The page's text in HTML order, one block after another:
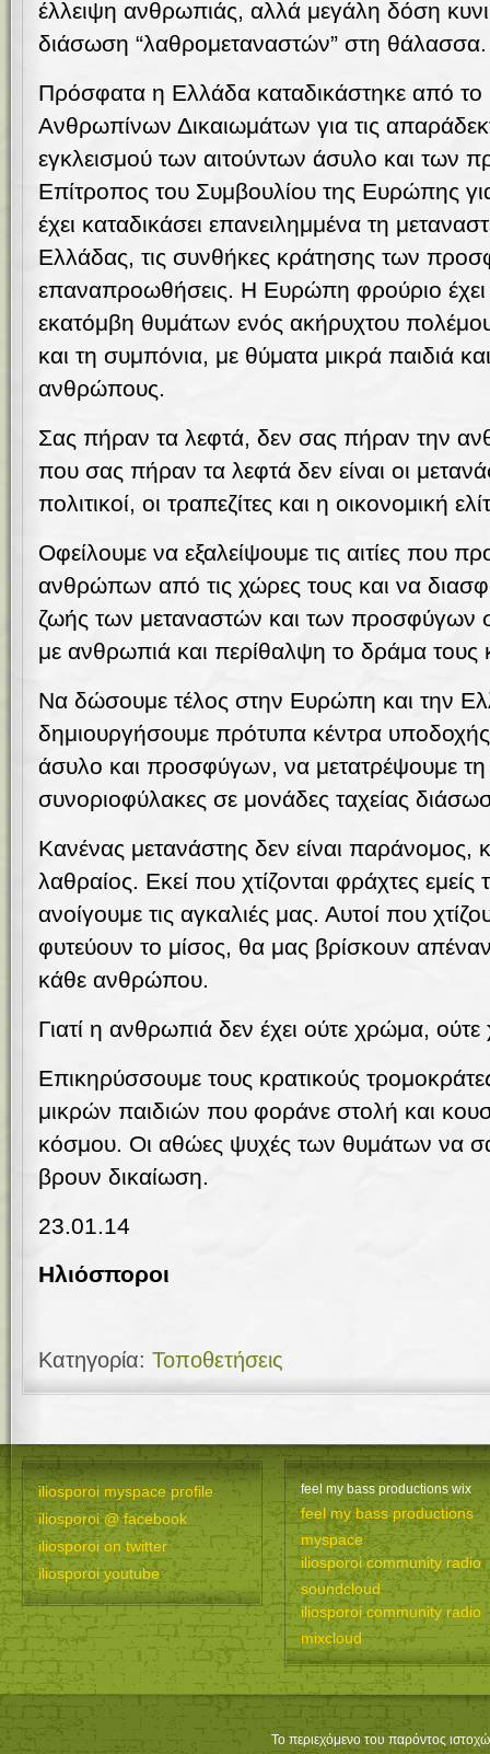
έλλειψη ανθρωπιάς, αλλά μεγάλη δόση
διάσωση “λαθρομεταναστών” στη θάλασσα.
Πρόσφατα η Ελλάδα καταδικάστηκε από το
Ανθρωπίνων Δικαιωμάτων για τις
εγκλεισμού των αιτούντων άσυλο και των
Επίτροπος του Συμβουλίου της Ευρώπης
έχει καταδικάσει επανειλημμένα τη
Ελλάδας, τις συνθήκες κράτησης των
επαναπροωθήσεις. Η Ευρώπη φρούριο έχει
εκατόμβη θυμάτων ενός ακήρυχτου
και τη συμπόνια, με θύματα μικρά παιδιά
ανθρώπους.
Σας πήραν τα λεφτά, δεν σας πήραν την
που σας πήραν τα λεφτά δεν είναι οι
πολιτικοί, οι τραπεζίτες και η οικονομική
Οφείλουμε να εξαλείψουμε τις αιτίες που
ανθρώπων από τις χώρες τους και να
ζωής των μεταναστών και των προσφύγων
με ανθρωπιά και περίθαλψη το δράμα τους
Να δώσουμε τέλος στην Ευρώπη και την
δημιουργήσουμε πρότυπα κέντρα
άσυλο και προσφύγων, να μετατρέψουμε
συνοριοφύλακες σε μονάδες ταχείας
Κανένας μετανάστης δεν είναι παράνομος,
λαθραίος. Εκεί που χτίζονται φράχτες εμείς
ανοίγουμε τις αγκαλιές μας. Αυτοί που
φυτεύουν το μίσος, θα μας βρίσκουν
κάθε ανθρώπου.
Γιατί η ανθρωπιά δεν έχει ούτε χρώμα, ούτε
Επικηρύσσουμε τους κρατικούς
μικρών παιδιών που φοράνε στολή και
κόσμου. Οι αθώες ψυχές των θυμάτων να
βρουν δικαίωση.
23.01.14
Ηλιόσποροι
Κατηγορία: Τοποθετήσεις
iliosporoi myspace profile
iliosporoi @ facebook
iliosporoi on twitter
iliosporoi youtube
feel my bass productions wix
feel my bass productions
myspace
iliosporoi community radio
soundcloud
iliosporoi community radio
mixcloud
Το περιεχόμενο του παρόντος